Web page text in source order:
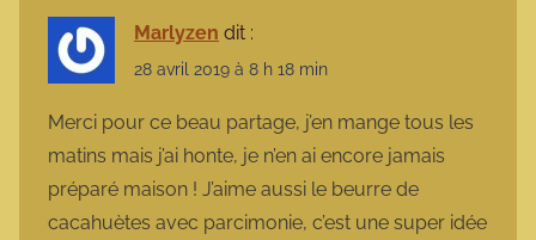
Marlyzen dit :
28 avril 2019 à 8 h 18 min
Merci pour ce beau partage, j’en mange tous les
matins mais j’ai honte, je n’en ai encore jamais
préparé maison ! J’aime aussi le beurre de
cacahuètes avec parcimonie, c’est une super idée